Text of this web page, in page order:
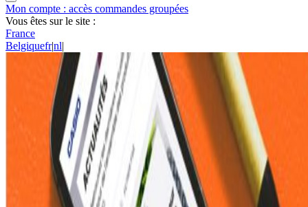
Mon compte : accès commandes groupées
Vous êtes sur le site :
France
Belgiquefr|nl|